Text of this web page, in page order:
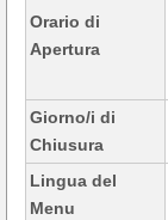
Orario di
Apertura
Giorno/i di
Chiusura
Lingua del
Menu